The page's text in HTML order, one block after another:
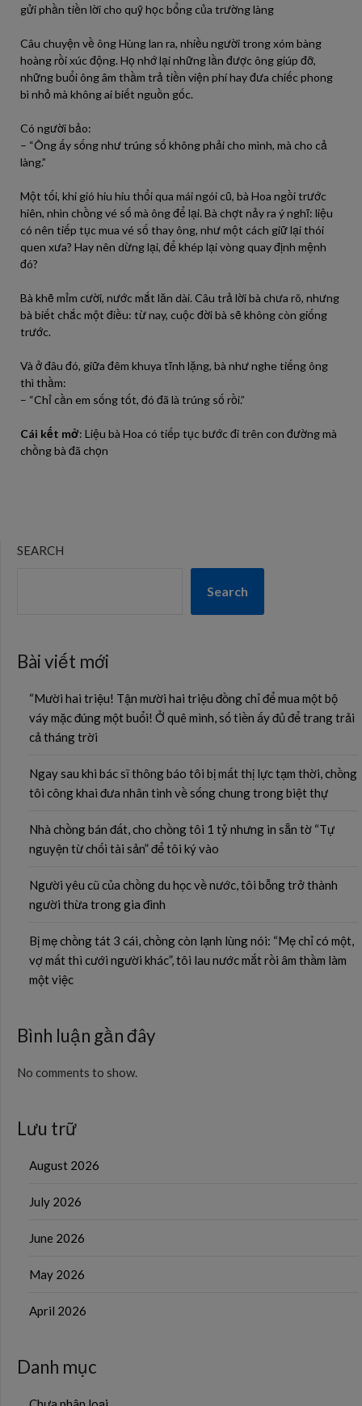
gửi phần tiền lời cho quỹ học bổng của trường làng
Câu chuyện về ông Hùng lan ra, nhiều người trong xóm bàng
hoàng rồi xúc động. Họ nhớ lại những lần được ông giúp đỡ,
những buổi ông âm thầm trả tiền viện phí hay đưa chiếc phong
bì nhỏ mà không ai biết nguồn gốc.
Có người bảo:
– “Ông ấy sống như trúng số không phải cho mình, mà cho cả
làng.”
Một tối, khi gió hiu hiu thổi qua mái ngói cũ, bà Hoa ngồi trước
hiên, nhìn chồng vé số mà ông để lại. Bà chợt nảy ra ý nghĩ: liệu
có nên tiếp tục mua vé số thay ông, như một cách giữ lại thói
quen xưa? Hay nên dừng lại, để khép lại vòng quay định mệnh
đó?
Bà khẽ mỉm cười, nước mắt lăn dài. Câu trả lời bà chưa rõ, nhưng
bà biết chắc một điều: từ nay, cuộc đời bà sẽ không còn giống
trước.
Và ở đâu đó, giữa đêm khuya tĩnh lặng, bà như nghe tiếng ông
thì thầm:
– “Chỉ cần em sống tốt, đó đã là trúng số rồi.”
Cái kết mở: Liệu bà Hoa có tiếp tục bước đi trên con đường mà
chồng bà đã chọn
SEARCH
Search
Bài viết mới
“Mười hai triệu! Tận mười hai triệu đồng chỉ để mua một bộ
váy mặc đúng một buổi! Ở quê mình, số tiền ấy đủ để trang trải
cả tháng trời
Ngay sau khi bác sĩ thông báo tôi bị mất thị lực tạm thời, chồng
tôi công khai đưa nhân tình về sống chung trong biệt thự
Nhà chồng bán đất, cho chồng tôi 1 tỷ nhưng in sẵn tờ “Tự
nguyện từ chối tài sản” để tôi ký vào
Người yêu cũ của chồng du học về nước, tôi bỗng trở thành
người thừa trong gia đình
Bị mẹ chồng tát 3 cái, chồng còn lạnh lùng nói: “Mẹ chỉ có một,
vợ mất thì cưới người khác”, tôi lau nước mắt rồi âm thầm làm
một việc
Bình luận gần đây
No comments to show.
Lưu trữ
August 2026
July 2026
June 2026
May 2026
April 2026
Danh mục